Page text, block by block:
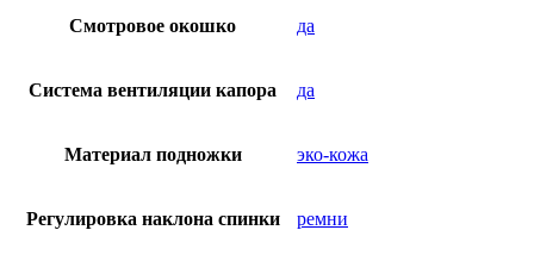
Смотровое окошко да
Система вентиляции капора да
Материал подножки эко-кожа
Регулировка наклона спинки ремни